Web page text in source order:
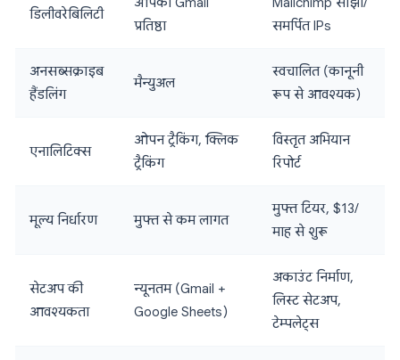
डिलीवरेबिलिटी
प्रतिष्ठा
समर्पित IPs
अनसब्सक्राइब
हैंडलिंग
मैन्युअल
स्वचालित (कानूनी
रूप से आवश्यक)
एनालिटिक्स
ओपन ट्रैकिंग, क्लिक
ट्रैकिंग
विस्तृत अभियान
रिपोर्ट
मूल्य निर्धारण मुफ्त से कम लागत
मुफ्त टियर, $13/
माह से शुरू
सेटअप की
आवश्यकता
न्यूनतम (Gmail +
Google Sheets)
अकाउंट निर्माण,
लिस्ट सेटअप,
टेम्पलेट्स